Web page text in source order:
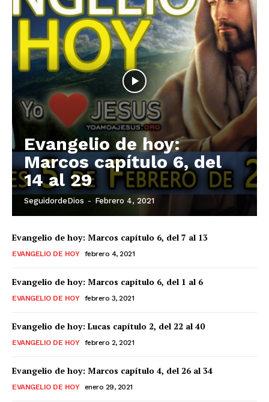
Evangelio de hoy:
Marcos capítulo 6, del
14 al 29
SeguidordeDios - Febrero 4, 2021
Evangelio de hoy: Marcos capítulo 6, del 7 al 13
EVANGELIO DE HOY febrero 4, 2021
Evangelio de hoy: Marcos capítulo 6, del 1 al 6
EVANGELIO DE HOY febrero 3, 2021
Evangelio de hoy: Lucas capítulo 2, del 22 al 40
EVANGELIO DE HOY febrero 2, 2021
Evangelio de hoy: Marcos capítulo 4, del 26 al 34
EVANGELIO DE HOY enero 29, 2021